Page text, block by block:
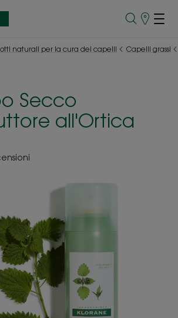
Punti
naturali per la cura dei capelli Capelli grassi
Secco
all'Ortica